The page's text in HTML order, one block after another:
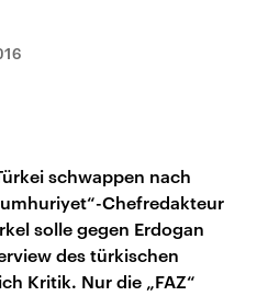
schwappen nach
Chefredakteur
solle gegen Erdogan
des türkischen
Kritik. Nur die „FAZ“